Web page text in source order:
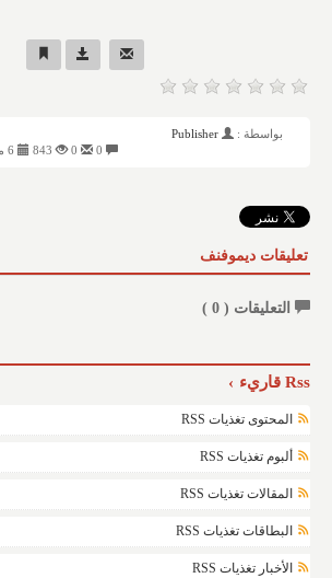
بواسطة :
Publisher
843
تعليقات ديموفنف
التعليقات ( 0
)
Rss قاريء
المحتوى تغذيات RSS
ألبوم تغذيات RSS
المقالات تغذيات RSS
البطاقات تغذيات RSS
الأخبار تغذيات RSS